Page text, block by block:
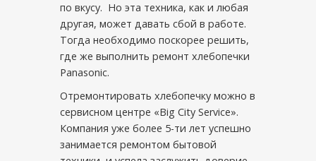
по вкусу. Но эта техника, как и любая
другая, может давать сбой в работе.
Тогда необходимо поскорее решить,
где же выполнить ремонт хлебопечки
Panasonic.
Отремонтировать хлебопечку можно в
сервисном центре «Big City Service».
Компания уже более 5-ти лет успешно
занимается ремонтом бытовой